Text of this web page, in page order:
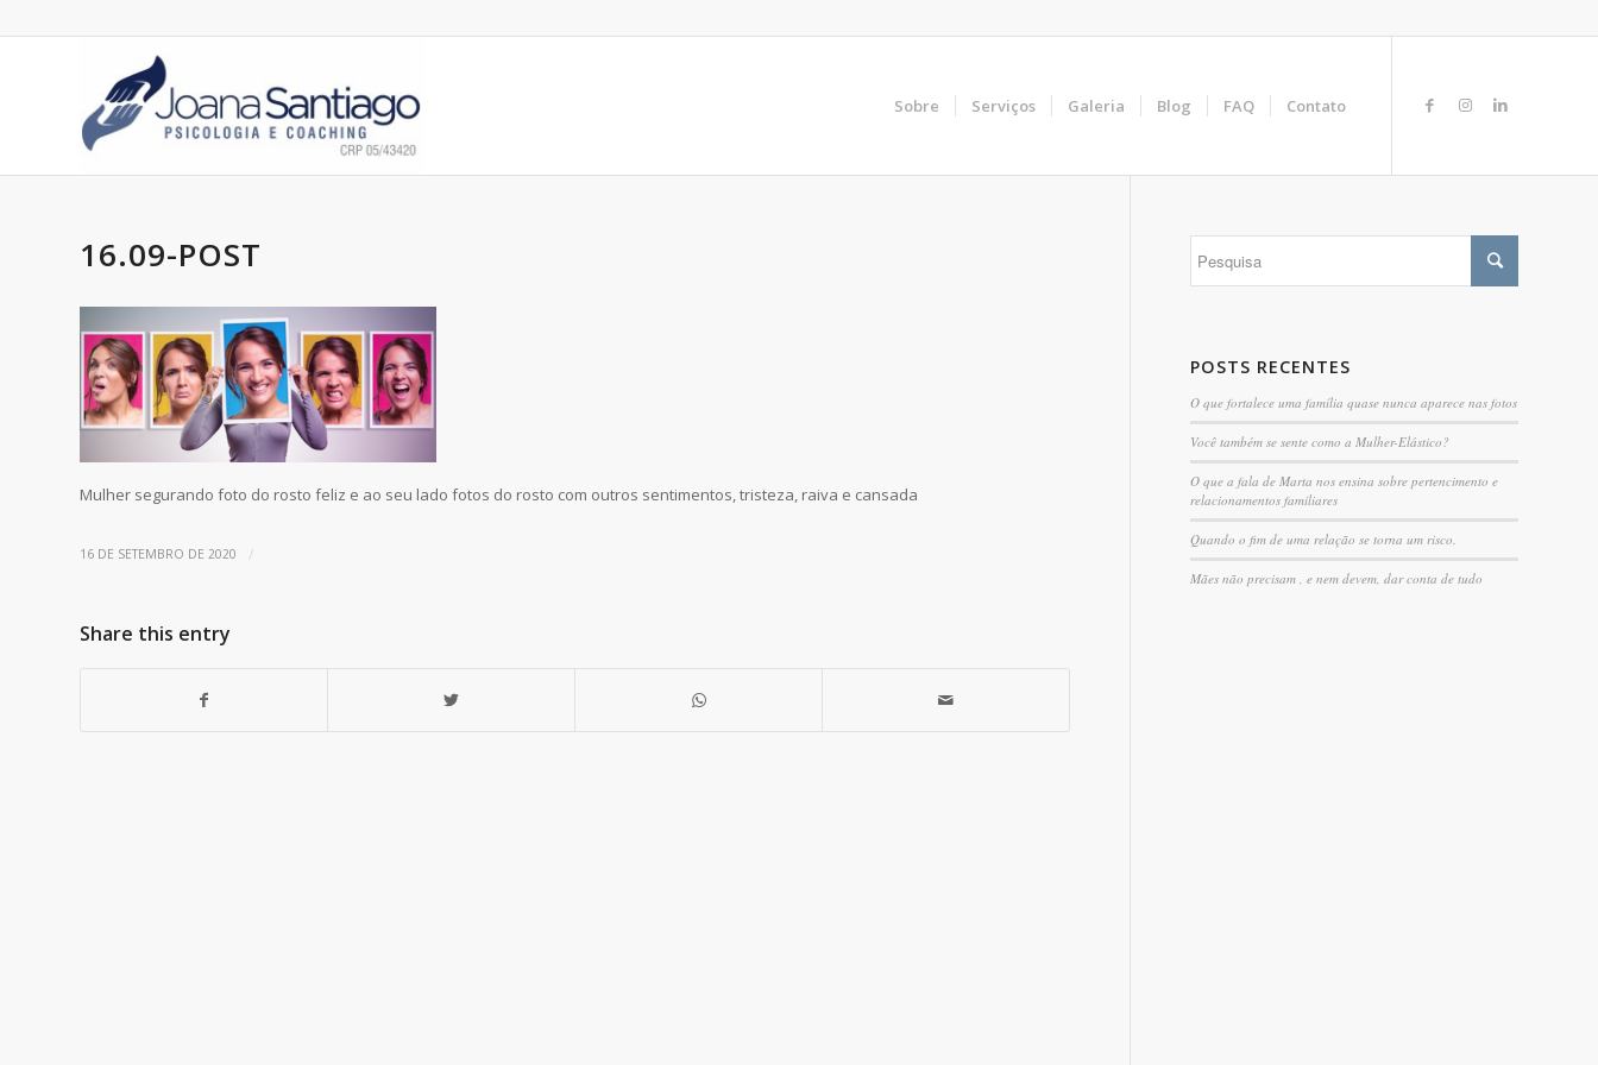
Sobre Serviços Galeria Blog FAQ Contato
16.09-POST
Mulher segurando foto do rosto feliz e ao seu lado fotos do rosto com outros sentimentos, tristeza, raiva e cansada
16 DE SETEMBRO DE 2020 /
Share this entry
POSTS RECENTES
O que fortalece uma família quase nunca aparece nas fotos
Você também se sente como a Mulher-Elástico?
O que a fala de Marta nos ensina sobre pertencimento e
relacionamentos familiares
Quando o fim de uma relação se torna um risco.
Mães não precisam , e nem devem, dar conta de tudo